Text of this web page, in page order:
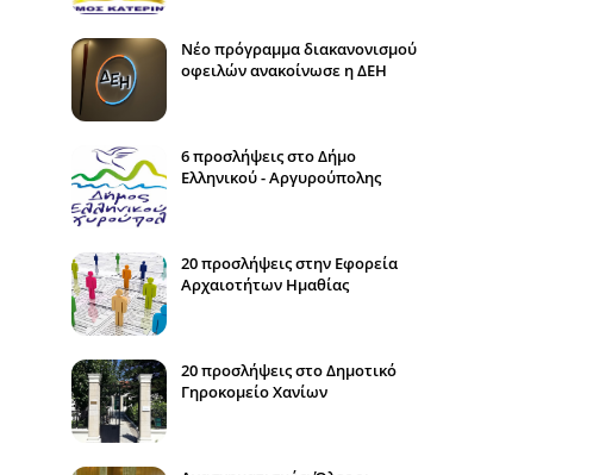
Νέο πρόγραμμα διακανονισμού
οφειλών ανακοίνωσε η ΔΕΗ
6 προσλήψεις στο Δήμο
Ελληνικού - Αργυρούπολης
20 προσλήψεις στην Εφορεία
Αρχαιοτήτων Ημαθίας
20 προσλήψεις στο Δημοτικό
Γηροκομείο Χανίων